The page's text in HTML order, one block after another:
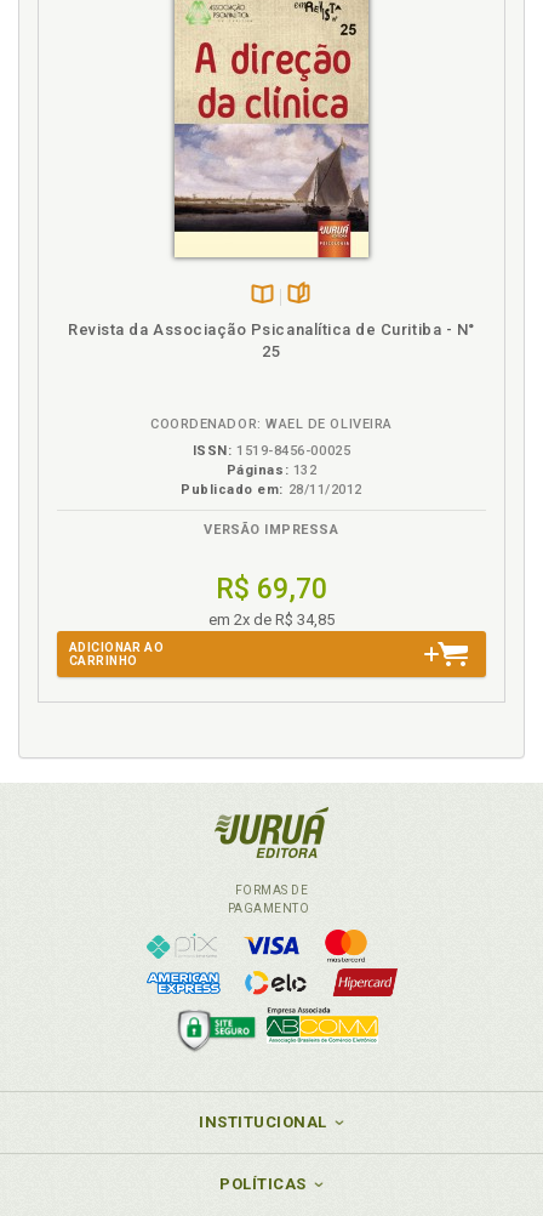
na
Revista da Associação Psicanalítica de Curitiba - N°
25
COORDENADOR: WAEL DE OLIVEIRA
ISSN: 1519-8456-00025
Páginas: 132
Publicado em: 28/11/2012
VERSÃO IMPRESSA
R$ 69,70
em 2x de R$ 34,85
ADICIONAR AO
CARRINHO
FORMAS DE
PAGAMENTO
INSTITUCIONAL
POLÍTICAS